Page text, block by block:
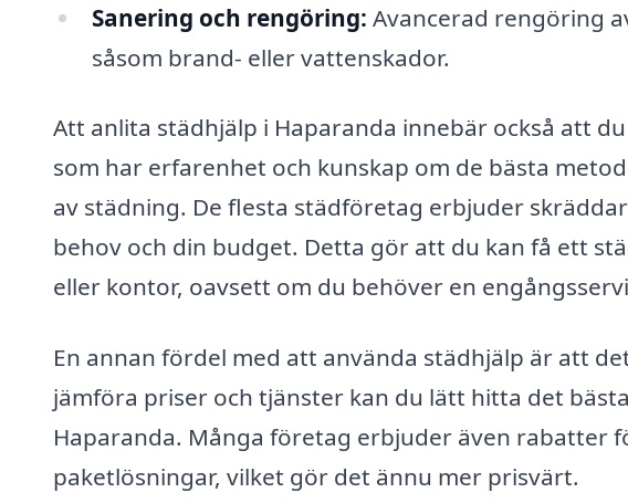
Sanering och rengöring: Avancerad rengöring
såsom brand- eller vattenskador.
Att anlita städhjälp i Haparanda innebär också att
som har erfarenhet och kunskap om de bästa
av städning. De flesta städföretag erbjuder
behov och din budget. Detta gör att du kan få ett
eller kontor, oavsett om du behöver en
En annan fördel med att använda städhjälp är att
jämföra priser och tjänster kan du lätt hitta det
Haparanda. Många företag erbjuder även rabatter
paketlösningar, vilket gör det ännu mer prisvärt.